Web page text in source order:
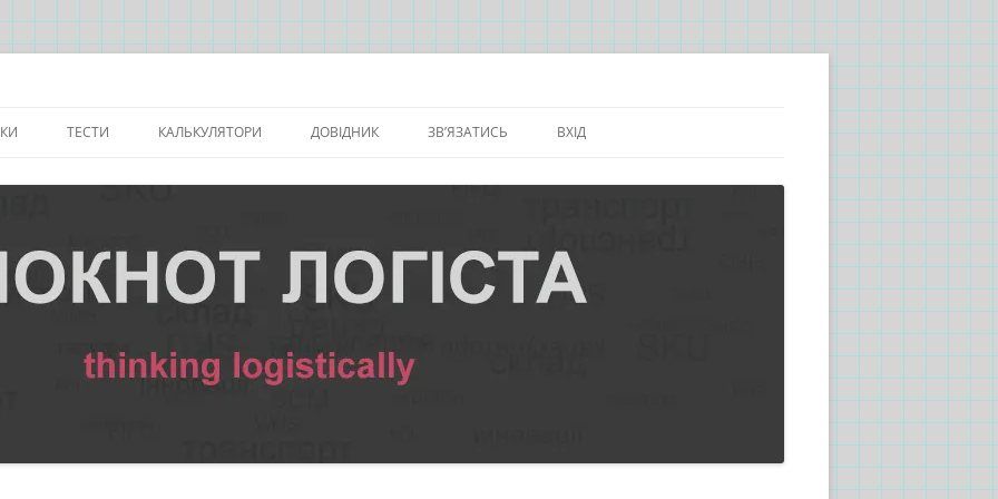
ТЕСТИ КАЛЬКУЛЯТОРИ
КАЛЬКУЛЯТОРИ
ДОВІДНИК
СЛОВНИК ТЕРМІНІВ
ЗВ’ЯЗАТИСЬ ВХІД